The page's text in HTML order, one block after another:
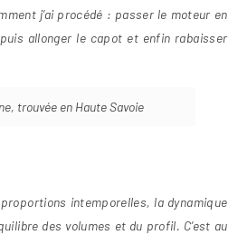
j’ai procédé : passer le moteur en
allonger le capot et enfin rabaisser
trouvée en Haute Savoie
proportions intemporelles, la dynamique
des volumes et du profil. C’est au